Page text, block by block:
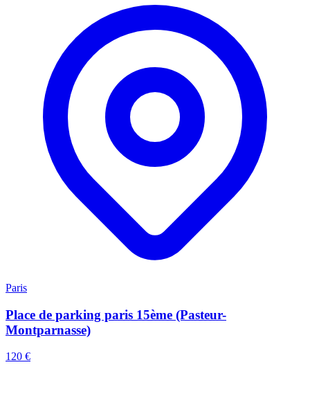
Paris
Place de parking paris 15ème (Pasteur-
Montparnasse)
120 €